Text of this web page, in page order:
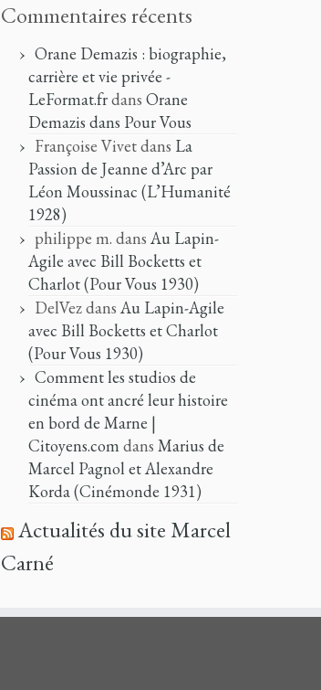
Commentaires récents
Orane Demazis : biographie,
carrière et vie privée -
LeFormat.frdans Orane
Demazis dans Pour Vous
Françoise Vivetdans La
Passion de Jeanne d’Arc par
Léon Moussinac (L’Humanité
1928)
philippe m. dans Au Lapin-
Agile avec Bill Bocketts et
Charlot (Pour Vous 1930)
DelVezdans Au Lapin-Agile
avec Bill Bocketts et Charlot
(Pour Vous 1930)
Comment les studios de
cinéma ont ancré leur histoire
en bord de Marne |
Citoyens.comdans Marius de
Marcel Pagnol et Alexandre
Korda (Cinémonde 1931)
Actualités du site Marcel
Carné